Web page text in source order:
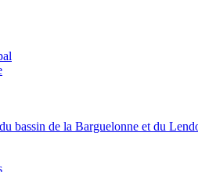
bassin de la Barguelonne et du